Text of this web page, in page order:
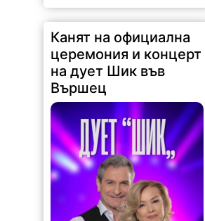
Канят на официална
церемония и концерт
на дует Шик във
Вършец